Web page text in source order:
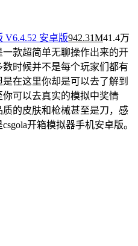
V6.4.52 安卓版942.31M41.4万
一款超简单无聊操作出来的开
时候并不是每个玩家们都有
在这里你却是可以去了解到
可以去真实的模拟中奖情
的皮肤和枪械甚至是刀，感
开箱模拟器手机安卓版。